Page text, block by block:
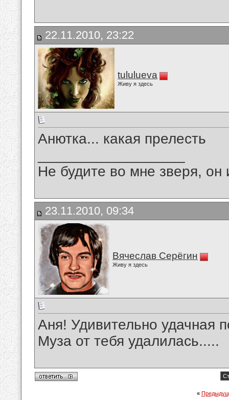
22.11.2010, 23:22
tululueva
Живу я здесь
Анютка... какая прелесть
Не будите во мне зверя, он
23.11.2010, 09:34
Вячеслав Серёгин
Живу я здесь
Аня! Удивительно удачная
Муза от тебя удалилась.....
«